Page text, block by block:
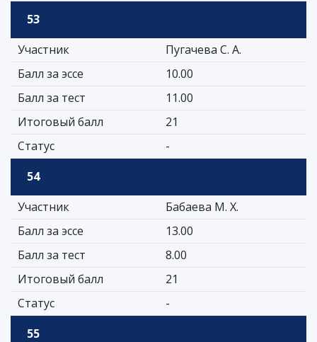
53
Участник
Пугачева С. А.
Балл за эссе
10.00
Балл за тест
11.00
Итоговый балл
21
Статус
-
54
Участник
Бабаева М. Х.
Балл за эссе
13.00
Балл за тест
8.00
Итоговый балл
21
Статус
-
55